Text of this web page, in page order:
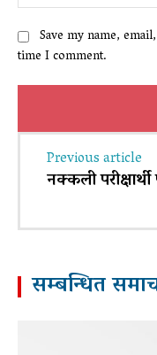
Save my name,
time I comment.
Previous article
नक्कली परीक्षार्थी
सम्बन्धित